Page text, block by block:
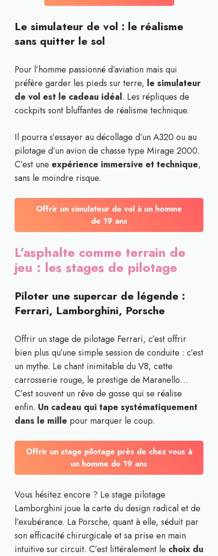
Le simulateur de vol : le réalisme
sans quitter le sol
Pour l’homme passionné d’aviation mais qui
préfère garder les pieds sur terre, le simulateur
de vol est le cadeau idéal. Les répliques de
cockpits sont bluffantes de réalisme technique.
Il pourra s’essayer au décollage d’un A320 ou au
pilotage d’un avion de chasse type Mirage 2000.
C’est une expérience immersive et technique,
sans le moindre risque.
Offrir un simulateur de vol à un homme
de 19 ans
L’asphalte comme terrain de
jeu : les stages de pilotage
Piloter une supercar de légende :
Ferrari, Lamborghini, Porsche
Offrir un stage de pilotage Ferrari, c’est offrir
bien plus qu’une simple session de conduite : c’est
un mythe. Le chant inimitable du V8, cette
carrosserie rouge, le prestige de Maranello…
C’est souvent un rêve de gosse qui se réalise
enfin. Un cadeau qui tape systématiquement
dans le mille pour marquer le coup.
Offrir un stage pilotage près de chez vous à
un homme de 19 ans
Vous hésitez encore ? Le stage pilotage
Lamborghini joue la carte du design radical et de
l’exubérance. La Porsche, quant à elle, séduit par
son efficacité chirurgicale et sa prise en main
intuitive sur circuit. C’est littéralement le choix du